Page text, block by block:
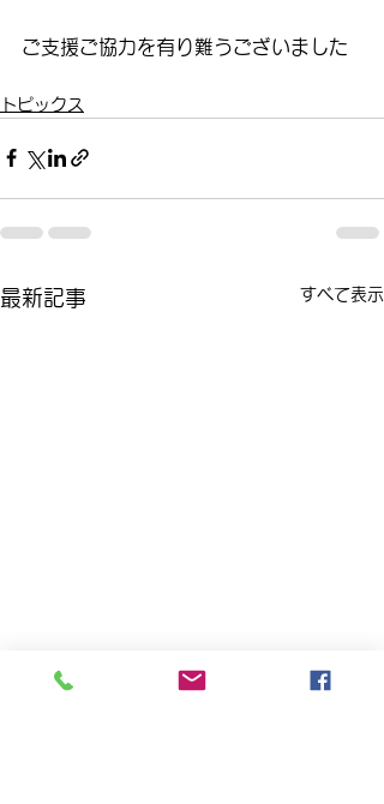
ご支援ご協力を有り難うございました
トピックス
最新記事 すべて表示